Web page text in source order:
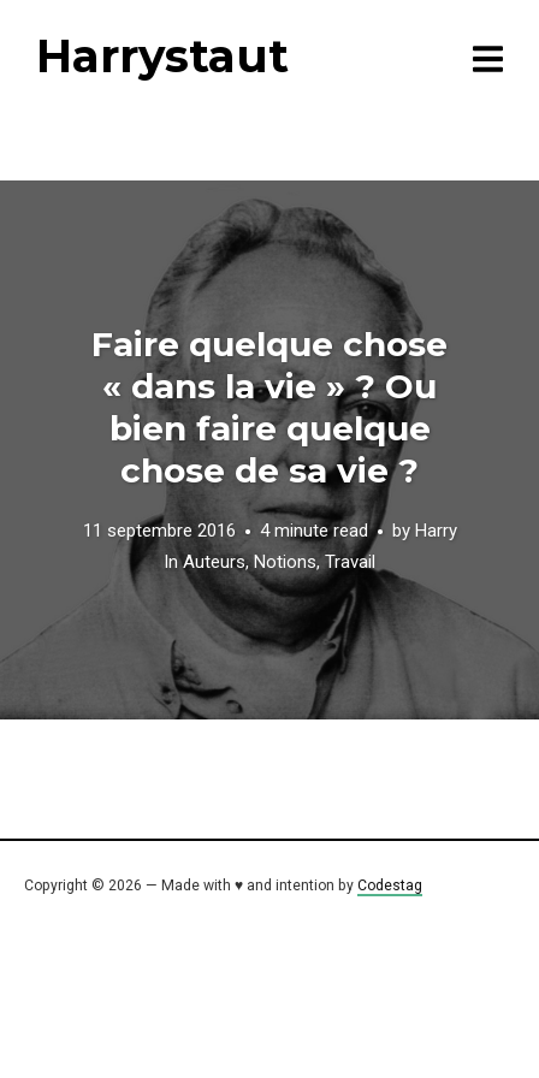
Harrystaut
Faire quelque chose
« dans la vie » ? Ou
bien faire quelque
chose de sa vie ?
11 septembre 2016 4 minute read by Harry
InAuteurs,Notions, Travail
Copyright © 2026 — Made with ♥ and intention by Codestag